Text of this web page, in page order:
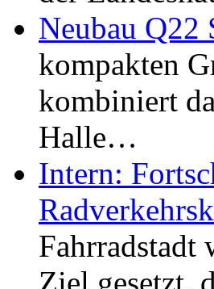
Neubau Q22
kompakten
kombiniert
Halle…
Intern:
Fahrradstadt
Ziel gesetzt,